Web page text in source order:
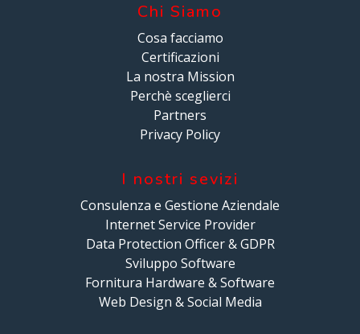
Chi Siamo
Cosa facciamo
Certificazioni
La nostra Mission
Perchè sceglierci
Partners
Privacy Policy
I nostri sevizi
Consulenza e Gestione Aziendale
Internet Service Provider
Data Protection Officer & GDPR
Sviluppo Software
Fornitura Hardware & Software
Web Design & Social Media